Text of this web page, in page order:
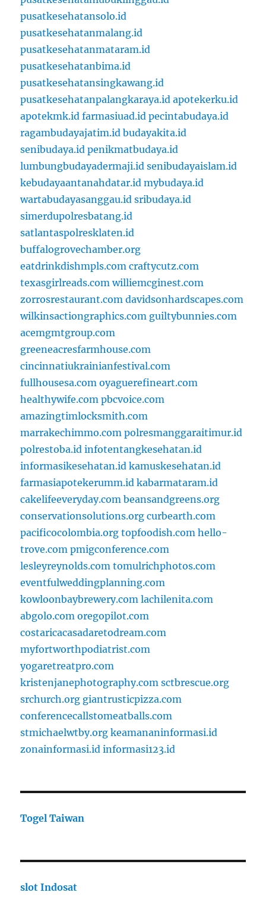
pusatkesehatansolo.id
pusatkesehatanmalang.id
pusatkesehatanmataram.id
pusatkesehatanbima.id
pusatkesehatansingkawang.id
pusatkesehatanpalangkaraya.id apotekerku.id
apotekmk.id farmasiuad.id pecintabudaya.id
ragambudayajatim.id budayakita.id
senibudaya.id penikmatbudaya.id
lumbungbudayadermaji.id senibudayaislam.id
kebudayaantanahdatar.id mybudaya.id
wartabudayasanggau.id sribudaya.id
simerdupolresbatang.id
satlantaspolresklaten.id
buffalogrovechamber.org
eatdrinkdishmpls.com craftycutz.com
texasgirlreads.com williemcginest.com
zorrosrestaurant.com davidsonhardscapes.com
wilkinsactiongraphics.com guiltybunnies.com
acemgmtgroup.com
greeneacresfarmhouse.com
cincinnatiukrainianfestival.com
fullhousesa.com oyaguerefineart.com
healthywife.com pbcvoice.com
amazingtimlocksmith.com
marrakechimmo.com polresmanggaraitimur.id
polrestoba.id infotentangkesehatan.id
informasikesehatan.id kamuskesehatan.id
farmasiapotekerumm.id kabarmataram.id
cakelifeeveryday.com beansandgreens.org
conservationsolutions.org curbearth.com
pacificocolombia.org topfoodish.com hello-
trove.com pmigconference.com
lesleyreynolds.com tomulrichphotos.com
eventfulweddingplanning.com
kowloonbaybrewery.com lachilenita.com
abgolo.com oregopilot.com
costaricacasadaretodream.com
myfortworthpodiatrist.com
yogaretreatpro.com
kristenjanephotography.com sctbrescue.org
srchurch.org giantrusticpizza.com
conferencecallstomeatballs.com
stmichaelwtby.org keamananinformasi.id
zonainformasi.id informasi123.id
Togel Taiwan
slot Indosat